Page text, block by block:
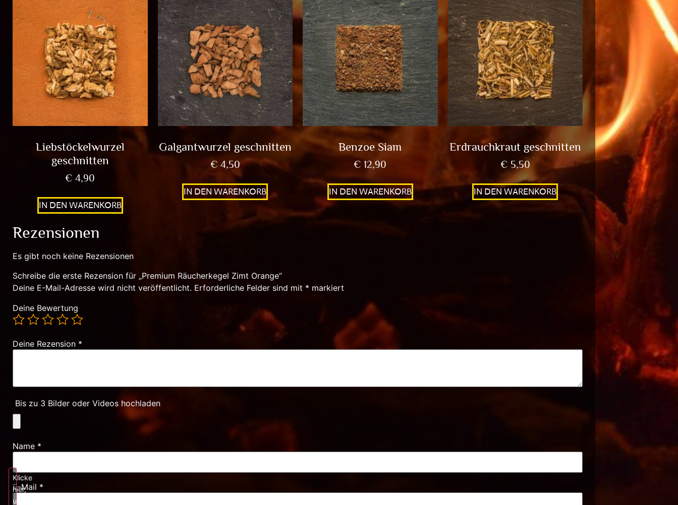
Liebstöckelwurzel
geschnitten
€ 4,90
IN DEN WARENKORB
Galgantwurzel geschnitten
€ 4,50
IN DEN WARENKORB
Benzoe Siam
€ 12,90
IN DEN WARENKORB
Erdrauchkraut geschnitten
€ 5,50
IN DEN WARENKORB
Rezensionen
Es gibt noch keine Rezensionen
Schreibe die erste Rezension für „Premium Räucherkegel Zimt Orange“
Deine E-Mail-Adresse wird nicht veröffentlicht. Erforderliche Felder sind mit * markiert
Deine Bewertung
Deine Rezension *
Bis zu 3 Bilder oder Videos hochladen
Name *
E-Mail *
Klicke
hier,
um